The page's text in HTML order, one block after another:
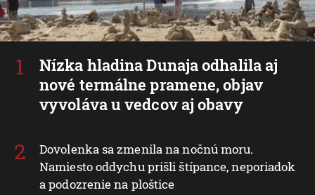
Nízka hladina Dunaja odhalila aj
nové termálne pramene, objav
vyvoláva u vedcov aj obavy
Dovolenka sa zmenila na nočnú moru.
Namiesto oddychu prišli štípance, neporiadok
a podozrenie na ploštice